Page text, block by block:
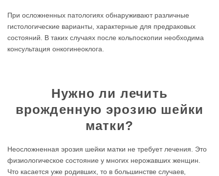
При осложненных патологиях обнаруживают различные
гистологические варианты, характерные для предраковых
состояний. В таких случаях после кольпоскопии необходима
консультация онкогинеоклога.
Нужно ли лечить
врожденную эрозию шейки
матки?
Неосложненная эрозия шейки матки не требует лечения. Это
физиологическое состояние у многих нерожавших женщин.
Что касается уже родивших, то в большинстве случаев,